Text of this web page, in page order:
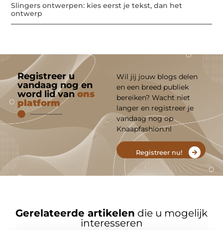
Slingers ontwerpen: kies eerst je tekst, dan het
ontwerp
Registreer u
vandaag nog en
word lid vanons
platform
Wil jij jouw blogs delen
en een breed publiek
bereiken? Wacht niet
langer en registreer je
vandaag nog op
Knaapfashion.nl
Registreer nu!
Gerelateerde artikelen die u mogelijk
interesseren